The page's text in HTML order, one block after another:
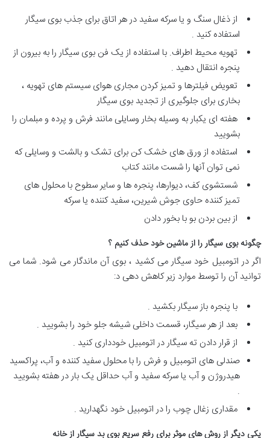
از ذغال سنگ و یا سرکه سفید در هر اتاق برای جذب بوی سیگار
استفاده کنید .
تهویه محیط اطراف. با استفاده از یک فن بوی سیگار را به بیرون از
پنجره انتقال دهید .
تعویض فیلترها و تمیز کردن مجاری هوای سیستم های تهویه ،
بخاری برای جلوگیری از تجدید بوی سیگار
هفته ای یکبار به وسیله بخار وسایلی مانند فرش و پرده و مبلمان را
بشویید
استفاده از ورق های خشک کن برای تشک و بالشت و وسایلی که
نمی توان آنها را شست مانند کتاب
شستشوی کف، دیوارها، پنجره ها و سایر سطوح با محلول های
تمیز کننده حاوی جوش شیرین، سفید کننده یا سرکه
از بین بردن بو با بخور دادن
چگونه بوی سیگار را از ماشین خود حذف کنیم ؟
اگر در اتومبیل خود سیگار می کشید ، بوی آن ماندگار می شود. شما می
توانید آن را توسط موارد زیر کاهش دهی د:
با پنجره باز سیگار بکشید .
بعد از هر سیگار، قسمت داخلی شیشه جلو خود را بشویید .
از قرار دادن ته سیگار در اتومبیل خودداری کنید .
صندلی های اتومبیل و فرش را با محلول سفید کننده و آب، پراکسید
هیدروژن و آب یا سرکه سفید و آب حداقل یک بار در هفته بشویید
.
مقداری زغال چوب را در اتومبیل خود نگهدارید .
یکی دیگر از روش های موثر برای رفع سریع بوی بد سیگار از خانه